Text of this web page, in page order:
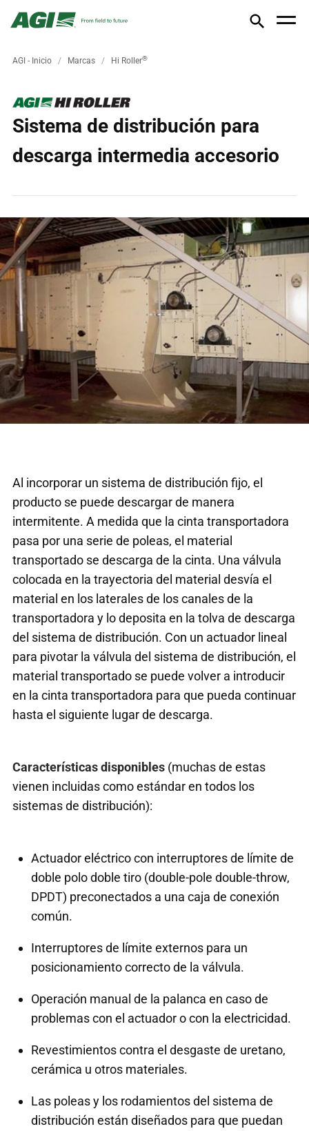
AGI - Inicio Marcas Hi Roller®
Sistema de distribución para
descarga intermedia accesorio
Al incorporar un sistema de distribución fijo, el
producto se puede descargar de manera
intermitente. A medida que la cinta transportadora
pasa por una serie de poleas, el material
transportado se descarga de la cinta. Una válvula
colocada en la trayectoria del material desvía el
material en los laterales de los canales de la
transportadora y lo deposita en la tolva de descarga
del sistema de distribución. Con un actuador lineal
para pivotar la válvula del sistema de distribución, el
material transportado se puede volver a introducir
en la cinta transportadora para que pueda continuar
hasta el siguiente lugar de descarga.
Características disponibles (muchas de estas
vienen incluidas como estándar en todos los
sistemas de distribución):
Actuador eléctrico con interruptores de límite de
doble polo doble tiro (double-pole double-throw,
DPDT) preconectados a una caja de conexión
común.
Interruptores de límite externos para un
posicionamiento correcto de la válvula.
Operación manual de la palanca en caso de
problemas con el actuador o con la electricidad.
Revestimientos contra el desgaste de uretano,
cerámica u otros materiales.
Las poleas y los rodamientos del sistema de
distribución están diseñados para que puedan